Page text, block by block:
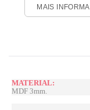
MAIS
MATERIAL:
MDF 3mm.